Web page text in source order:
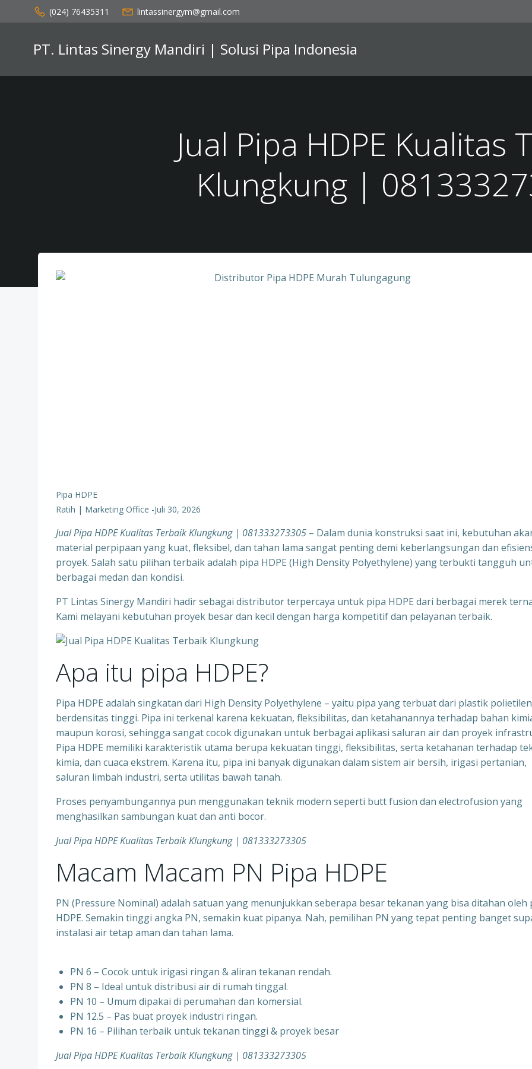
to
(024) 76435311 lintassinergym@gmail.com
PT. Lintas Sinergy Mandiri | Solusi Pipa Indonesia
Jual Pipa HDPE Kualitas
Klungkung |
Pipa HDPE
Ratih | Marketing Office -Juli 30, 2026
Jual Pipa HDPE Kualitas Terbaik Klungkung | 081333273305 – Dalam dunia konstruksi saat ini, kebutuhan
material perpipaan yang kuat, fleksibel, dan tahan lama sangat penting demi keberlangsungan dan
proyek. Salah satu pilihan terbaik adalah pipa HDPE (High Density Polyethylene) yang terbukti tangguh
berbagai medan dan kondisi.
PT Lintas Sinergy Mandiri hadir sebagai distributor terpercaya untuk pipa HDPE dari berbagai merek
Kami melayani kebutuhan proyek besar dan kecil dengan harga kompetitif dan pelayanan terbaik.
Apa itu pipa HDPE?
Pipa HDPE adalah singkatan dari High Density Polyethylene – yaitu pipa yang terbuat dari plastik
berdensitas tinggi. Pipa ini terkenal karena kekuatan, fleksibilitas, dan ketahanannya terhadap bahan
maupun korosi, sehingga sangat cocok digunakan untuk berbagai aplikasi saluran air dan proyek
Pipa HDPE memiliki karakteristik utama berupa kekuatan tinggi, fleksibilitas, serta ketahanan terhadap
kimia, dan cuaca ekstrem. Karena itu, pipa ini banyak digunakan dalam sistem air bersih, irigasi pertanian,
saluran limbah industri, serta utilitas bawah tanah.
Proses penyambungannya pun menggunakan teknik modern seperti butt fusion dan electrofusion yang
menghasilkan sambungan kuat dan anti bocor.
Jual Pipa HDPE Kualitas Terbaik Klungkung | 081333273305
Macam Macam PN Pipa HDPE
PN (Pressure Nominal) adalah satuan yang menunjukkan seberapa besar tekanan yang bisa ditahan oleh
HDPE. Semakin tinggi angka PN, semakin kuat pipanya. Nah, pemilihan PN yang tepat penting banget
instalasi air tetap aman dan tahan lama.
PN 6 – Cocok untuk irigasi ringan & aliran tekanan rendah.
PN 8 – Ideal untuk distribusi air di rumah tinggal.
PN 10 – Umum dipakai di perumahan dan komersial.
PN 12.5 – Pas buat proyek industri ringan.
PN 16 – Pilihan terbaik untuk tekanan tinggi & proyek besar
Jual Pipa HDPE Kualitas Terbaik Klungkung | 081333273305